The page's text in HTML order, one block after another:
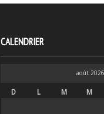
CALENDRIER
août 2026
D L M M